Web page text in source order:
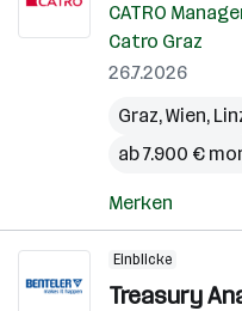
CATRO
Catro Graz
26.7.2026
Graz,Wien,
ab 7.900 €
Merken
Einblicke
Treasury